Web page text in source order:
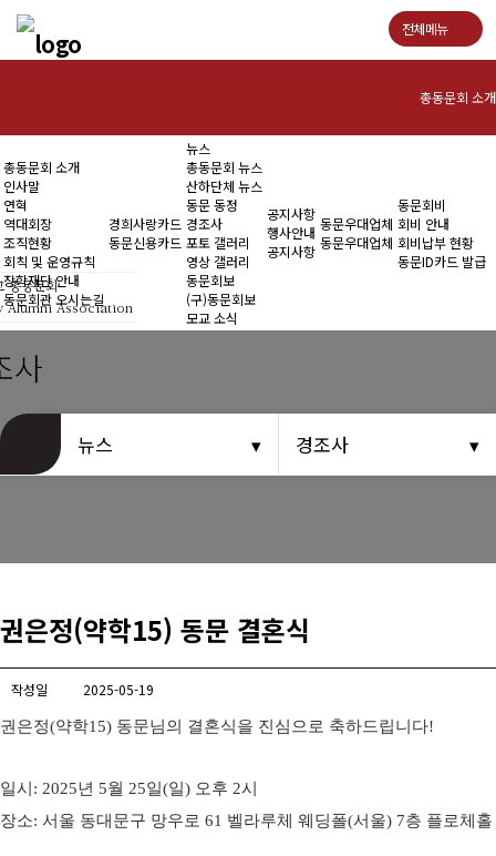
전체메뉴
총동문회 소개
인사말
연혁
역대회장
조직현황
장학재단 안내
동문회관 오시는길
동문신용카드
총동문회 뉴스
산하단체 뉴스
경조사
총동문회 소개
인사말
연혁
역대회장
조직현황
회칙 및 운영규칙
장학재단 안내
동문회관 오시는길
경희사랑카드
동문신용카드
뉴스
총동문회 뉴스
산하단체 뉴스
동문 동정
경조사
포토 갤러리
영상 갤러리
동문회보
(구)동문회보
모교 소식
공지사항
행사안내
공지사항
동문우대업체
동문우대업체
동문회비
회비 안내
회비납부 현황
동문ID카드 발급
총동문회
Alumni Association
사
뉴스 경조사
권은정(약학15) 동문 결혼식
작성일 2025-05-19
권은정(약학15) 동문님의 결혼식을 진심으로 축하드립니다!
일시: 2025년 5월 25일(일) 오후 2시
장소: 서울 동대문구 망우로 61 벨라루체 웨딩폴(서울) 7층 플로체홀